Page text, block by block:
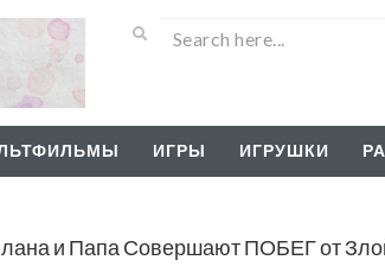
ИГРЫ ИГРУШКИ
и Папа Совершают ПОБЕГ от